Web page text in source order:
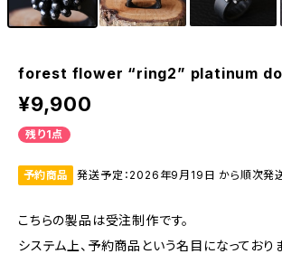
forest flower “ring2” platinum
¥9,900
残り1点
予約商品 発送予定：2026年9月19日 から順次発
こちらの製品は受注制作です。
システム上、予約商品という名目になっており